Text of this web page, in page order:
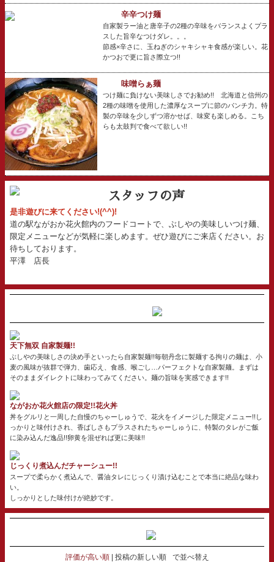
辛辛つけ麺
自家製ラー油と唐辛子の2種の辛味をバランスよくプラ
スした旨辛なつけダレ。。。
節感×辛さに、玉ねぎのシャキシャキ食感が楽しい。花
かつおで更に旨さ際立つ!!
味噌らぁ麺
つけ麺に負けない美味しさでお勧め!! 北海道と信州の
2種の味噌を使用した濃厚なスープに節のパンチ力。特
製の辛味を少しずつ溶かせば、味変も楽しめる。こち
らも太鼓判で食べて欲しい!!
スタッフの声
是非遊びに来てください!(^^)!
道の駅ながおか花火館内のフードコートで、ぶしやの美味しいつけ麺、
限定メニューなどが気軽に楽しめます。ぜひ遊びにご来店ください。お
待ちしております。
平澤 店長
天下無双 自家製麺!!
ぶしやの美味しさの決め手といったら自家製麺!!毎朝丹念に製麺する拘りの麺は、小
麦の風味が抜群で弾力、歯応え、食感、喉ごし…パーフェクトな自家製麺。まずは
そのままダイレクトに味わってみてください。麺の旨味を実感できます!!
ながおか花火館店の限定!!花火丼
丼をグルリと一周した自慢のちゃーしゅうで、花火をイメージした限定メニュー!!し
っかりと味付けされ、香ばしさもプラスされたちゃーしゅうに、特製のタレがご飯
に染み込んだ逸品!!卵黄を混ぜれば更に美味!!
じっくり煮込んだチャーシュー!!
スープで柔らかく煮込んで、醤油タレにじっくり漬け込むことで本当に絶品な味わ
い。
しっかりとした味付けが絶妙です。
評価が高い順 投稿の新しい順 で並べ替え